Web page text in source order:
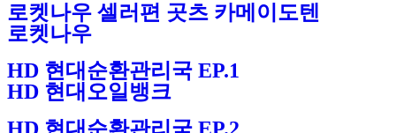
로켓나우 셀러편 곳츠 카메이도텐
로켓나우
HD 현대순환관리국 EP.1
HD 현대오일뱅크